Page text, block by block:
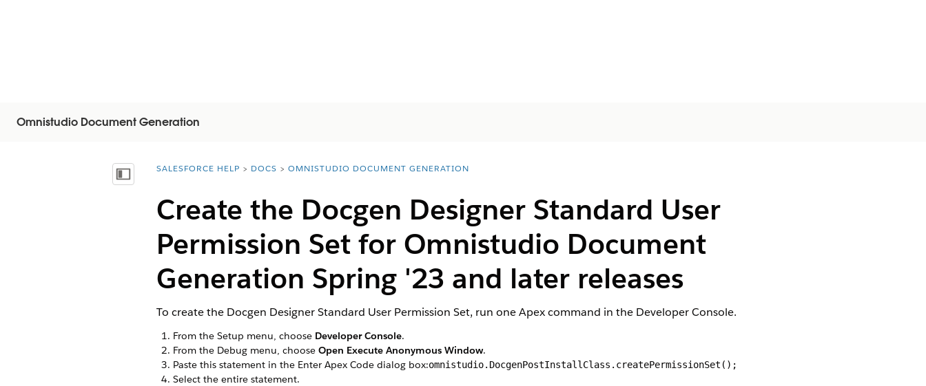
Omnistudio Document Generation
Afficher la table des matières
You are here:
SALESFORCE HELP DOCS OMNISTUDIO DOCUMENT GENERATION
Create the Docgen Designer Standard User
Permission Set for Omnistudio Document
Generation Spring '23 and later releases
To create the Docgen Designer Standard User Permission Set, run one Apex command in the Developer Console.
From the Setup menu, choose Developer Console.
From the Debug menu, choose Open Execute Anonymous Window.
Paste this statement in the Enter Apex Code dialog box:omnistudio.DocgenPostInstallClass.createPermissionSet();
Select the entire statement.